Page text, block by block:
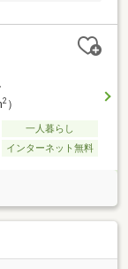
2）
一人暮らし
インターネット無料